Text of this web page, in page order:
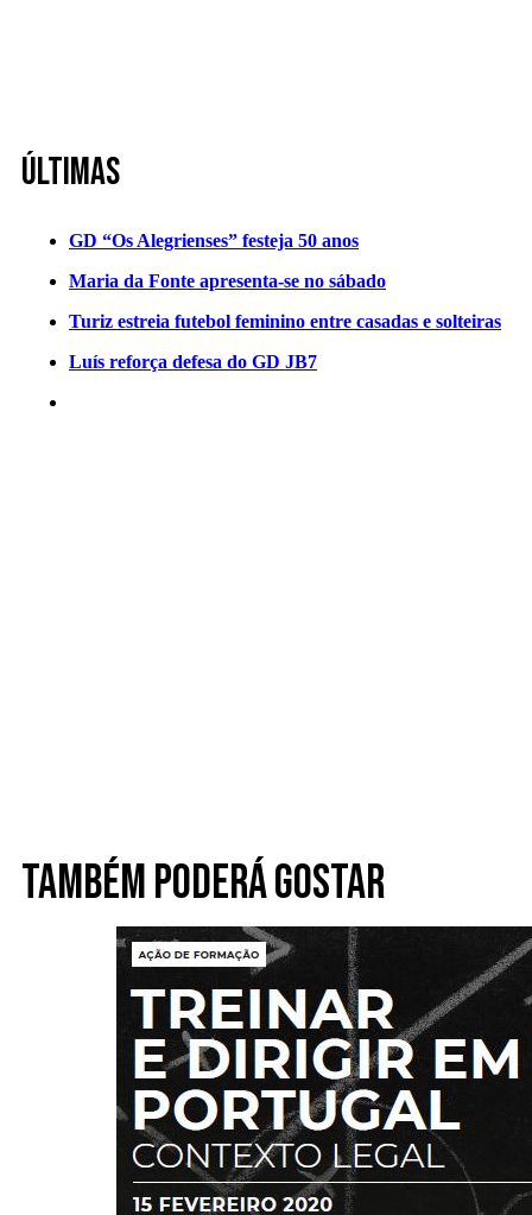
Últimas
GD “Os Alegrienses” festeja 50 anos
Maria da Fonte apresenta-se no sábado
Turiz estreia futebol feminino entre casadas e solteiras
Luís reforça defesa do GD JB7
Também poderá gostar